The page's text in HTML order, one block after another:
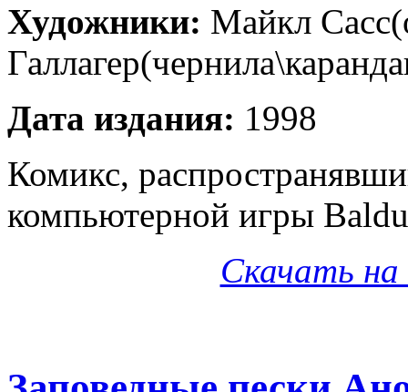
Художники: Майкл
Дата издания: 1998
Комикс,
компьютерной игры
Скачать на